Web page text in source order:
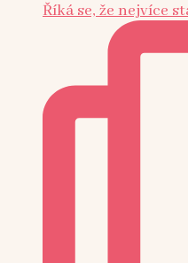
Říká se, že nejvíce